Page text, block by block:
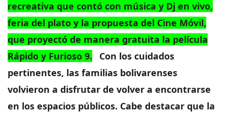
recreativa que contó con música y Dj en vivo,
feria del plato y la propuesta del Cine Móvil,
que proyectó de manera gratuita la película
Rápido y Furioso 9.
Con los cuidados
pertinentes, las familias bolivarenses
volvieron a disfrutar de volver a encontrarse
en los espacios públicos. Cabe destacar que la